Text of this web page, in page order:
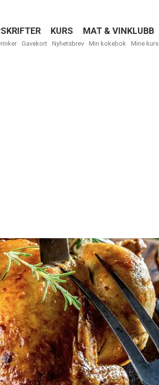
KURS MAT & VINKLUBB
Gavekort Nyhetsbrev Min kokebok Mine kurs